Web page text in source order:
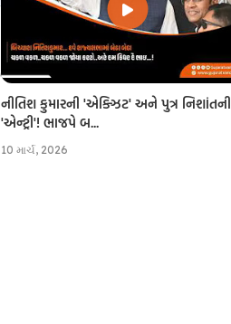
નીતિશ કુમારની 'એક્ઝિટ' અને પુત્ર નિશાંતની
'એન્ટ્રી'! ભાજપે બ...
10 માર્ચ, 2026